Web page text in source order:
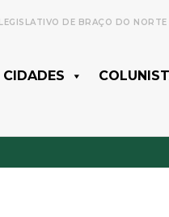
DE BRAÇO DO NORTE
CIDADES